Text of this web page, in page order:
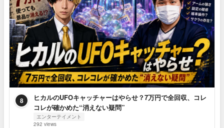
8
ヒカルのUFOキャッチャーはやらせ？7万円で全回収、コレ
コレが確かめた“消えない疑問”
エンターテイメント
292 views